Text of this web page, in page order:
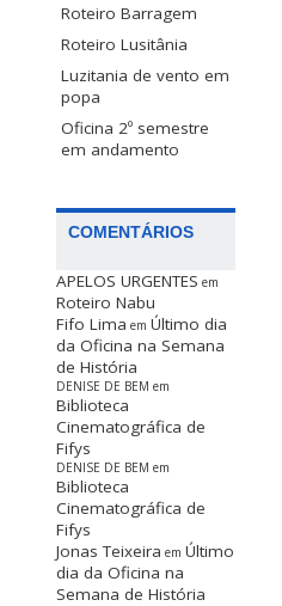
Roteiro Barragem
Roteiro Lusitânia
Luzitania de vento em
popa
Oficina 2º semestre
em andamento
COMENTÁRIOS
APELOS URGENTES em
Roteiro Nabu
Fifo Lima em Último dia
da Oficina na Semana
de História
DENISE DE BEM em
Biblioteca
Cinematográfica de
Fifys
DENISE DE BEM em
Biblioteca
Cinematográfica de
Fifys
Jonas Teixeira em Último
dia da Oficina na
Semana de História